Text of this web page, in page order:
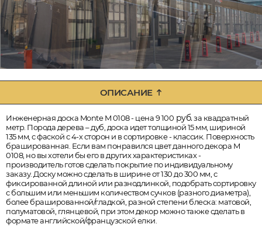
ОПИСАНИЕ
Инженерная доска Monte M 0108 - цена 9 100 руб.за квадратный
метр. Порода дерева – дуб, доска идет толщиной 15 мм, шириной
135 мм, с фаской с 4-х сторон и в сортировке - классик. Поверхность
брашированная. Если вам понравился цвет данного декора M
0108, но вы хотели бы его в других характеристиках -
производитель готов сделать покрытие по индивидуальному
заказу. Доску можно сделать в ширине от 130 до 300 мм, с
фиксированной длиной или разнодлинкой, подобрать сортировку
с большим или меньшим количеством сучков (разного диаметра),
более брашированной/гладкой, разной степени блеска: матовой,
полуматовой, глянцевой, при этом декор можно также сделать в
формате английской/французской елки.